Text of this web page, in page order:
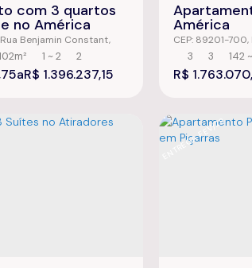
com 3 quartos
no América
R$ 1.396.237,15
Rua Benjamin Constant,
,Santa Catarina,
2
1 ~ 2
América
R$
CEP: 89201-700,
Joinville, Santa
3 142
3
2237m²
ENTREGA FEV/28